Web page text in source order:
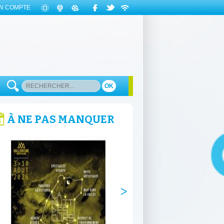
COMPTE
OK
À NE PAS MANQUER